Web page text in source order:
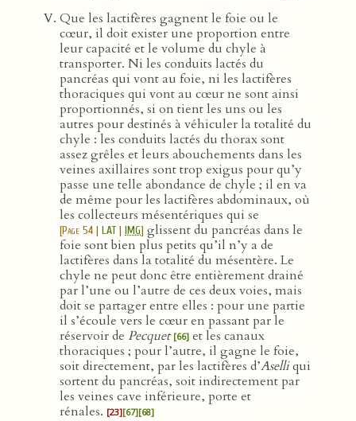
Que les lactifères gagnent le foie ou le
cœur, il doit exister une proportion entre
leur capacité et le volume du chyle à
transporter. Ni les conduits lactés du
pancréas qui vont au foie, ni les lactifères
thoraciques qui vont au cœur ne sont ainsi
proportionnés, si on tient les uns ou les
autres pour destinés à véhiculer la totalité du
chyle : les conduits lactés du thorax sont
assez grêles et leurs abouchements dans les
veines axillaires sont trop exigus pour qu’y
passe une telle abondance de chyle ; il en va
de même pour les lactifères abdominaux, où
les collecteurs mésentériques qui se
[Page 54 | LAT| IMG] glissent du pancréas dans le
foie sont bien plus petits qu’il n’y a de
lactifères dans la totalité du mésentère. Le
chyle ne peut donc être entièrement drainé
par l’une ou l’autre de ces deux voies, mais
doit se partager entre elles : pour une partie
il s’écoule vers le cœur en passant par le
réservoir de Pecquet [66] et les canaux
thoraciques ; pour l’autre, il gagne le foie,
soit directement, par les lactifères d’Aselliqui
sortent du pancréas, soit indirectement par
les veines cave inférieure, porte et
rénales. [23][67][68]